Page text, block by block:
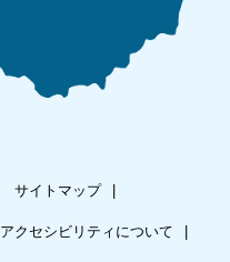
サイトマップ
アクセシビリティについて